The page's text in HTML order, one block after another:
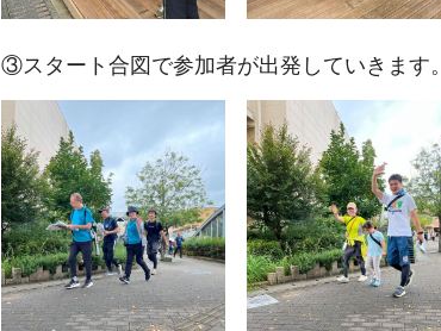
③スタート合図で参加者が出発していきます。